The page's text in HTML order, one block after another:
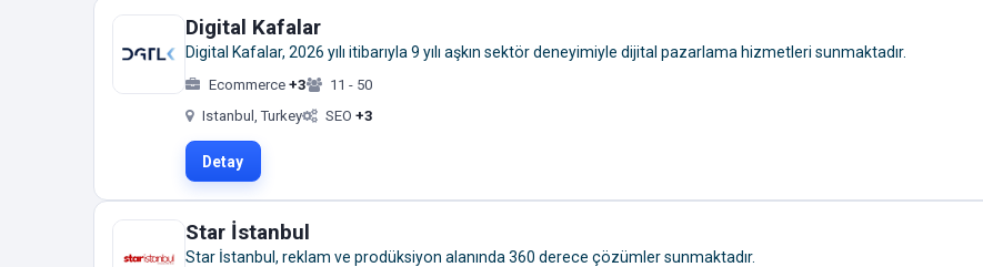
Digital Kafalar
Digital Kafalar, 2026 yılı itibarıyla 9 yılı aşkın sektör deneyimiyle dijital pazarlama hizmetleri sunmaktadır.
Ecommerce +3
11 - 50
Istanbul, Turkey
SEO+3
Detay
Star İstanbul
Star İstanbul, reklam ve prodüksiyon alanında 360 derece çözümler sunmaktadır.